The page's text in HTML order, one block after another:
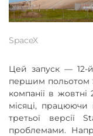
SpaceX
Цей запуск — 12-
першим польотом
компанії в
місяці, працюючи
третьої версії
проблемами.